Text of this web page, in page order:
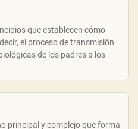
que establecen cómo
el proceso de transmisión
de los padres a los
principal y complejo que forma